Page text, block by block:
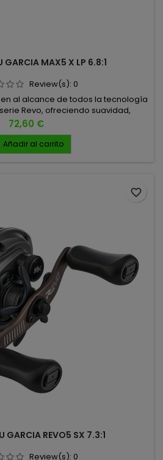
GARCIA MAX5 X LP 6.8:1
Review(s): 0
al alcance de todos la tecnología
Revo, ofreciendo suavidad,
un precio sorprendentemente
mejorado proporciona una
un manejo más cómodo durante
6.8:1 7KG 204GR DE PESO 0.32MM -
Precio
72,60 €
Añadir al carrito
GARCIA REVO5 SX 7.3:1
Review(s): 0
favorite_border